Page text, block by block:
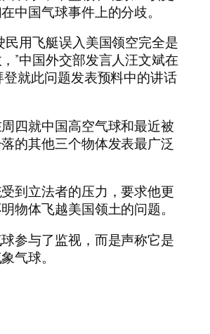
中国气球事件上的分歧。
民用飞艇误入美国领空完全是
”中国外交部发言人汪文斌在
登就此问题发表预料中的讲话
四就中国高空气球和最近被
的其他三个物体发表最广泛
到立法者的压力，要求他更
物体飞越美国领土的问题。
参与了监视，而是声称它是
气球。